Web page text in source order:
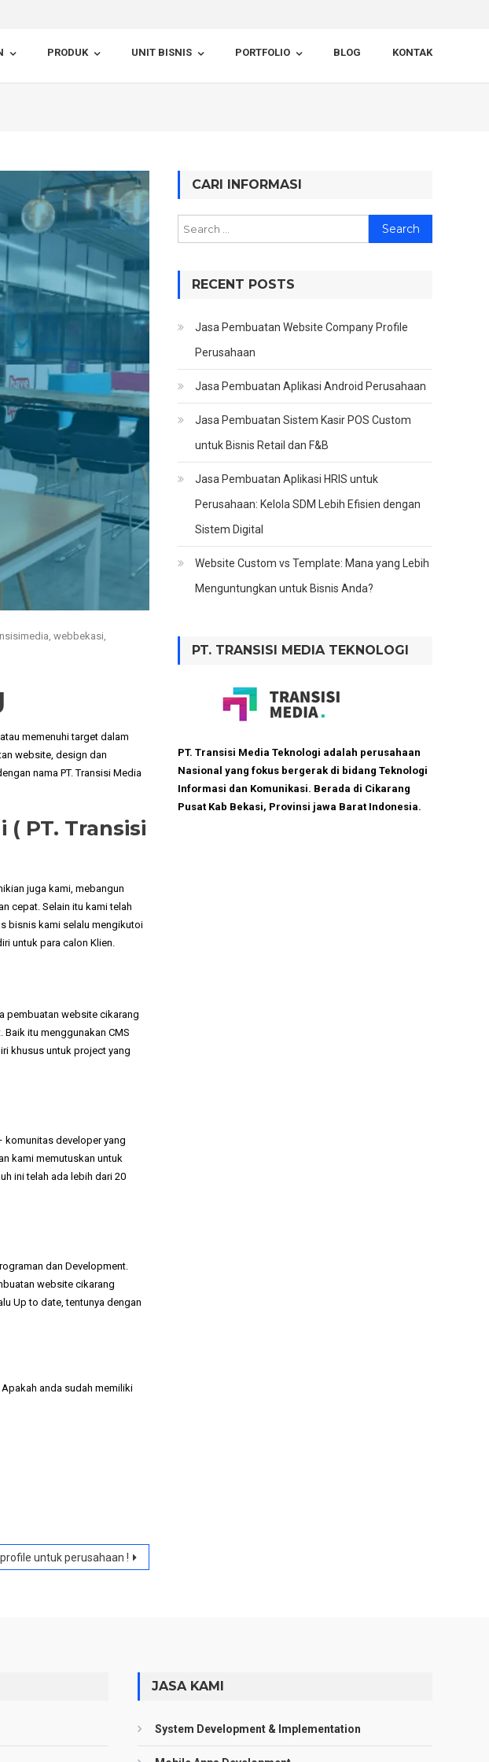
PRODUK UNIT BISNIS PORTFOLIO BLOG KONTAK
, webbekasi,
memenuhi target dalam
website, design dan
nama PT. Transisi Media
PT. Transisi
juga kami, mebangun
cepat. Selain itu kami telah
bisnis kami selalu mengikutoi
untuk para calon Klien.
pembuatan website cikarang
itu menggunakan CMS
khusus untuk project yang
komunitas developer yang
kami memutuskan untuk
ini telah ada lebih dari 20
dan Development.
website cikarang
Up to date, tentunya dengan
anda sudah memiliki
untuk perusahaan !
CARI INFORMASI
Search
for:
RECENT POSTS
Jasa Pembuatan Website Company Profile
Perusahaan
Jasa Pembuatan Aplikasi Android Perusahaan
Jasa Pembuatan Sistem Kasir POS Custom
untuk Bisnis Retail dan F&B
Jasa Pembuatan Aplikasi HRIS untuk
Perusahaan: Kelola SDM Lebih Efisien dengan
Sistem Digital
Website Custom vs Template: Mana yang Lebih
Menguntungkan untuk Bisnis Anda?
PT. TRANSISI MEDIA TEKNOLOGI
PT. Transisi Media Teknologi adalah perusahaan
Nasional yang fokus bergerak di bidang Teknologi
Informasi dan Komunikasi. Berada di Cikarang
Pusat Kab Bekasi, Provinsi jawa Barat Indonesia.
JASA KAMI
System Development & Implementation